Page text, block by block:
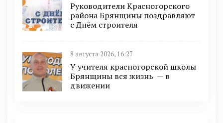
Руководители Красногорского
района Брянщины поздравляют
с Днём строителя
8 августа 2026, 16:27
У учителя красногорской школы
Брянщины вся жизнь — в
движении